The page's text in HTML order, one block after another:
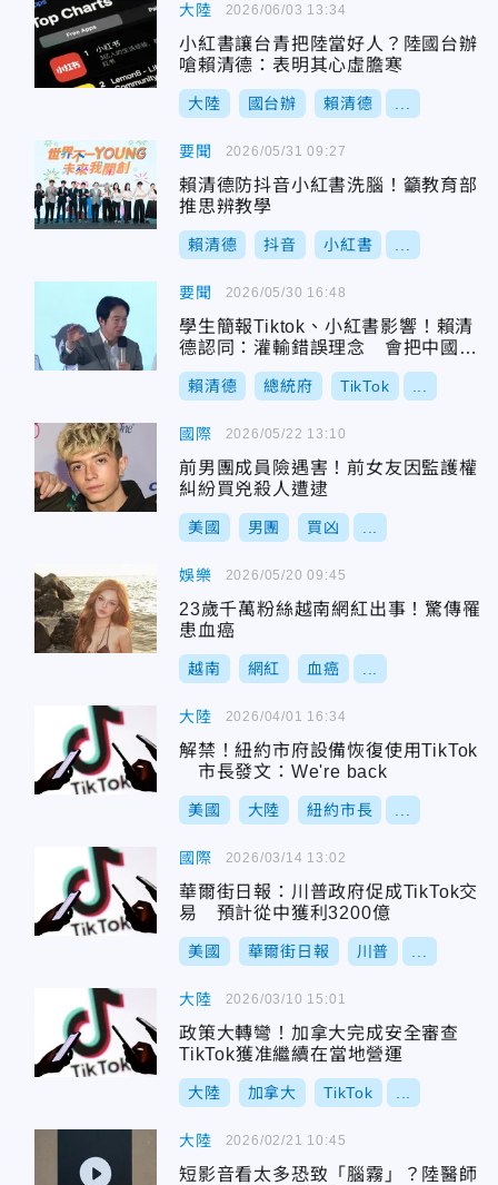
大陸
小紅書讓台青把陸當好人？陸國台辦
嗆賴清德：表明其心虛膽寒
大陸 國台辦 賴清德
2026/06/03 13:34
要聞
賴清德防抖音小紅書洗腦！籲教育部
推思辨教學
賴清德 抖音 小紅書
2026/05/31 09:27
要聞
學生簡報Tiktok、小紅書影響！賴清
德認同：灌輸錯誤理念 會把中國當
好人
賴清德 總統府 TikTok
2026/05/30 16:48
國際
前男團成員險遇害！前女友因監護權
糾紛買兇殺人遭逮
美國 男團 買凶
2026/05/22 13:10
娛樂
23歲千萬粉絲越南網紅出事！驚傳罹
患血癌
越南 網紅 血癌
2026/05/20 09:45
大陸
解禁！紐約市府設備恢復使用TikTok
市長發文：We're back
美國 大陸 紐約市長
2026/04/01 16:34
國際
華爾街日報：川普政府促成TikTok交
易 預計從中獲利3200億
美國 華爾街日報 川普
2026/03/14 13:02
大陸
政策大轉彎！加拿大完成安全審查
TikTok獲准繼續在當地營運
大陸 加拿大 TikTok
2026/03/10 15:01
大陸
短影音看太多恐致「腦霧」？陸醫師
2026/02/21 10:45